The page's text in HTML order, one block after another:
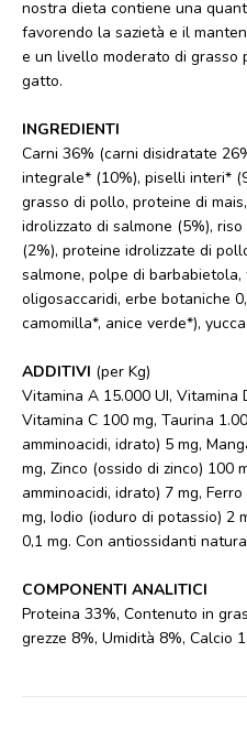
nostra dieta contiene una
favorendo la sazietà e il
e un livello moderato di
gatto.
INGREDIENTI
Carni 36% (carni disidratate
integrale* (10%), piselli interi*
grasso di pollo, proteine di
idrolizzato di salmone (5%),
(2%), proteine idrolizzate di
salmone, polpe di
oligosaccaridi, erbe botaniche
camomilla*, anice verde*),
ADDITIVI (per Kg)
Vitamina A 15.000 UI, Vitamina
Vitamina C 100 mg, Taurina
amminoacidi, idrato) 5 mg,
mg, Zinco (ossido di zinco) 100
amminoacidi, idrato) 7 mg,
mg, Iodio (ioduro di potassio) 2
0,1 mg. Con antiossidanti
COMPONENTI ANALITICI
Proteina 33%, Contenuto in
grezze 8%, Umidità 8%, Calcio